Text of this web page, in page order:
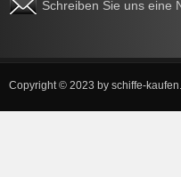
Schreiben Sie uns eine
Copyright © 2023 by schiffe-